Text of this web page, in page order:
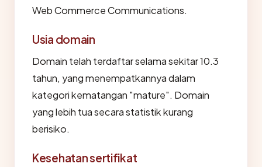
Web Commerce Communications.
Usia domain
Domain telah terdaftar selama sekitar 10.3
tahun, yang menempatkannya dalam
kategori kematangan "mature". Domain
yang lebih tua secara statistik kurang
berisiko.
Kesehatan sertifikat